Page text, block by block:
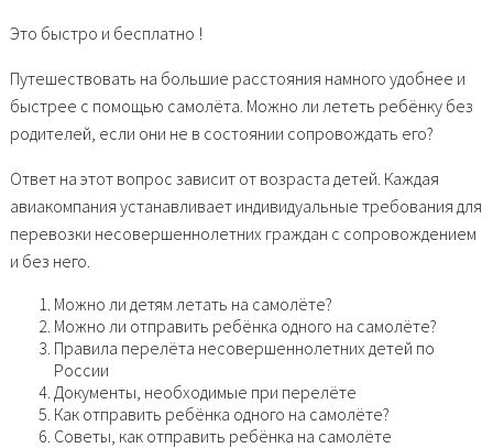
Это быстро и бесплатно !
Путешествовать на большие расстояния намного удобнее и
быстрее с помощью самолёта. Можно ли лететь ребёнку без
родителей, если они не в состоянии сопровождать его?
Ответ на этот вопрос зависит от возраста детей. Каждая
авиакомпания устанавливает индивидуальные требования для
перевозки несовершеннолетних граждан с сопровождением
и без него.
Можно ли детям летать на самолёте?
Можно ли отправить ребёнка одного на самолёте?
Правила перелёта несовершеннолетних детей по
России
Документы, необходимые при перелёте
Как отправить ребёнка одного на самолёте?
Советы, как отправить ребёнка на самолёте